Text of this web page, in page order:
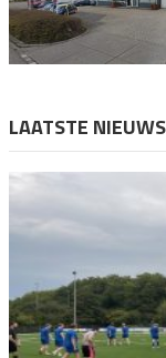
LAATSTE